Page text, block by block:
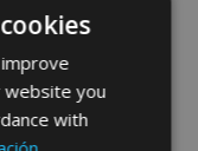
website you
with